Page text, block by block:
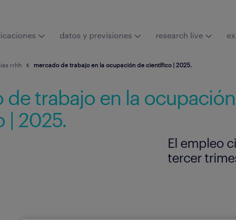
datos y previsiones research live
rrhh mercado de trabajo en la ocupación de científico | 2025.
de trabajo en la
| 2025.
El empleo
tercer